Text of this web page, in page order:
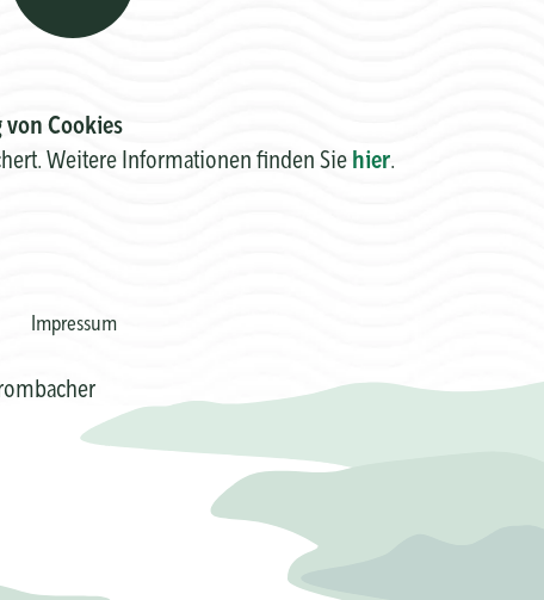
Cookies
Weitere Informationen finden Sie hier.
Impressum